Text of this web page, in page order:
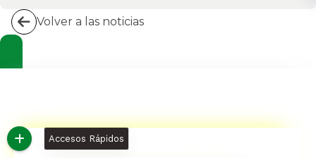
Volver a las noticias
Accesos Rápidos